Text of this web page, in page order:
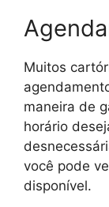
Muitos
maneira de
horário
você pode
disponível.